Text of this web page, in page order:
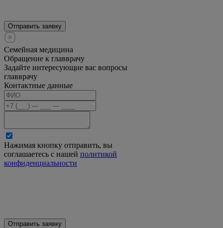
Отправить заявку
Семейная медицина
Обращение к главврачу
Задайте интересующие вас вопросы
главврачу
Контактные данные
Нажимая кнопку отправить, вы
соглашаетесь с нашей политикой
конфиденциальности
Отправить заявку